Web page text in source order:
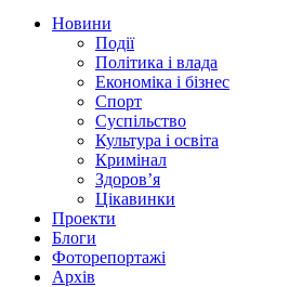
Новини
Події
Політика і влада
Економіка і бізнес
Спорт
Суспільство
Культура і освіта
Кримінал
Здоров’я
Цікавинки
Проекти
Блоги
Фоторепортажі
Архів